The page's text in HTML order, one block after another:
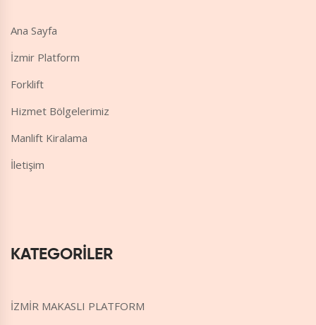
Ana Sayfa
İzmir Platform
Forklift
Hizmet Bölgelerimiz
Manlift Kiralama
İletişim
KATEGORİLER
İZMİR MAKASLI PLATFORM